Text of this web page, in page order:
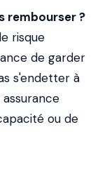
rembourser ?
risque
de garder
s'endetter à
ou de